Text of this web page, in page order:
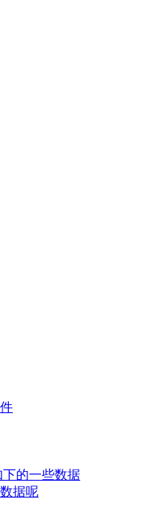
的一些数据
据呢